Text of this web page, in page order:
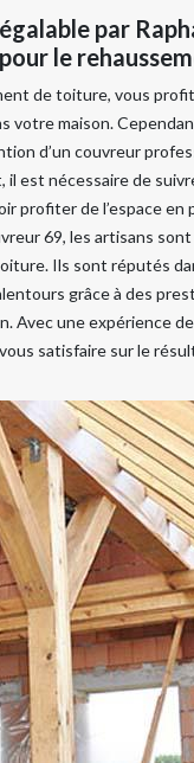
par
le
de toiture, vous
votre maison.
d’un couvreur
est nécessaire de
profiter de l’espace en
69, les artisans
Ils sont réputés
grâce à des
Avec une expérience
satisfaire sur le